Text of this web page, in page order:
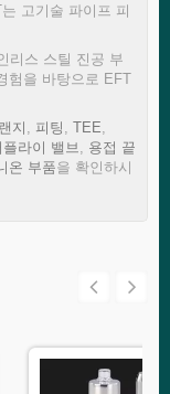
고기술 파이프 피
리스 스틸 진공 부
험을 바탕으로 EFT
지 , 피팅 , TEE,
플라이 밸브, 용접 끝
온 부품을 확인하시